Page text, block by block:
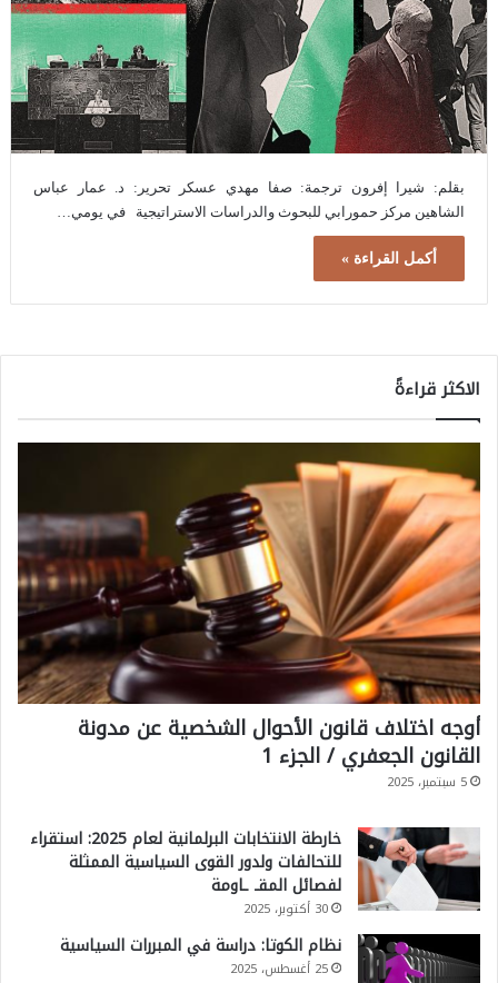
بقلم: شيرا إفرون ترجمة: صفا مهدي عسكر تحرير: د. عمار عباس
الشاهين مركز حمورابي للبحوث والدراسات الاستراتيجية في يومي…
أكمل القراءة »
الاكثر قراءةً
أوجه اختلاف قانون الأحوال الشخصية عن مدونة
القانون الجعفري / الجزء 1
5 سبتمبر، 2025
خارطة الانتخابات البرلمانية لعام 2025: استقراء
للتحالفات ولدور القوى السياسية الممثلة
لفصائل المقـ ـاومة
30 أكتوبر، 2025
نظام الكوتا: دراسة في المبررات السياسية
25 أغسطس، 2025